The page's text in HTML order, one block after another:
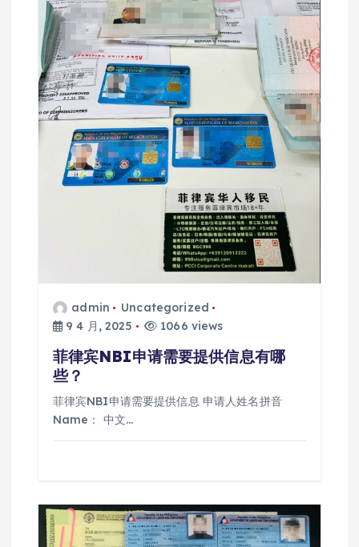
admin
Uncategorized
9 4 月, 2025
1066 views
菲律宾NBI申请需要提供信息有哪
些？
菲律宾NBI申请需要提供信息 申请人姓名拼音
Name： 中文…